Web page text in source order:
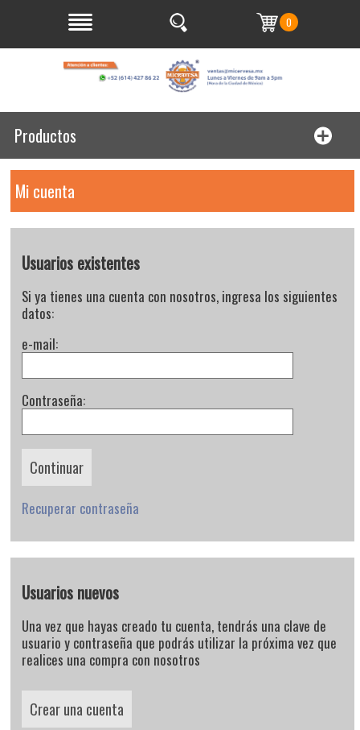
0
Productos
Mi cuenta
Usuarios existentes
Si ya tienes una cuenta con nosotros, ingresa los siguientes
datos:
e-mail:
Contraseña:
Recuperar contraseña
Usuarios nuevos
Una vez que hayas creado tu cuenta, tendrás una clave de
usuario y contraseña que podrás utilizar la próxima vez que
realices una compra con nosotros
Crear una cuenta